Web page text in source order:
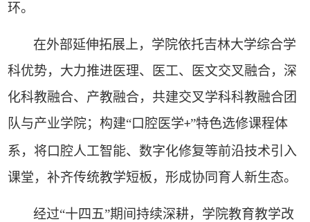
环。
在外部延伸拓展上，学院依托吉林大学综合学
科优势，大力推进医理、医工、医文交叉融合，深
化科教融合、产教融合，共建交叉学科科教融合团
队与产业学院；构建“口腔医学+”特色选修课程体
系，将口腔人工智能、数字化修复等前沿技术引入
课堂，补齐传统教学短板，形成协同育人新生态。
经过“十四五”期间持续深耕，学院教育教学改